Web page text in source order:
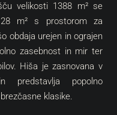
velikosti 1388 m² se
m² s prostorom za
obdaja urejen in ograjen
zasebnost in mir ter
Hiša je zasnovana v
predstavlja popolno
klasike.